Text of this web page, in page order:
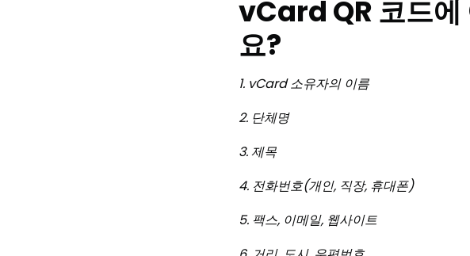
vCard QR 코드에
요?
1. vCard 소유자의 이름
2. 단체명
3. 제목
4. 전화번호(개인, 직장, 휴대폰)
5. 팩스, 이메일, 웹사이트